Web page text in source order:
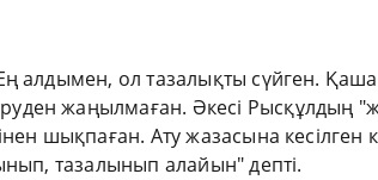
алдымен, ол тазалықты сүйген.
жаңылмаған. Әкесі Рысқұлдың
шықпаған. Ату жазасына кесілген
тазалынып алайын" депті.